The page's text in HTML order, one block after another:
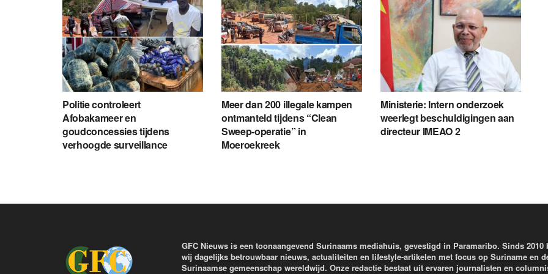
Politie controleert
Afobakameer en
goudconcessies tijdens
verhoogde surveillance
Meer dan 200 illegale kampen
ontmanteld tijdens “Clean
Sweep-operatie” in
Moeroekreek
Ministerie: Intern onderzoek
weerlegt beschuldigingen aan
directeur IMEAO 2
GFC Nieuws is een toonaangevend Surinaams mediahuis, gevestigd in Paramaribo. Sinds 2010
wij dagelijks betrouwbaar nieuws, actualiteiten en lifestyle-artikelen met focus op Suriname en
Surinaamse gemeenschap wereldwijd. Onze redactie bestaat uit ervaren journalisten en